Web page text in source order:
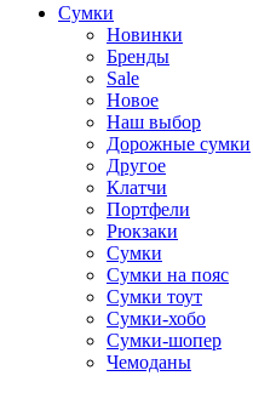
Cумки
Новинки
Бренды
Sale
Новое
Наш выбор
Дорожные сумки
Другое
Клатчи
Портфели
Рюкзаки
Сумки
Сумки на пояс
Сумки тоут
Сумки-хобо
Сумки-шопер
Чемоданы